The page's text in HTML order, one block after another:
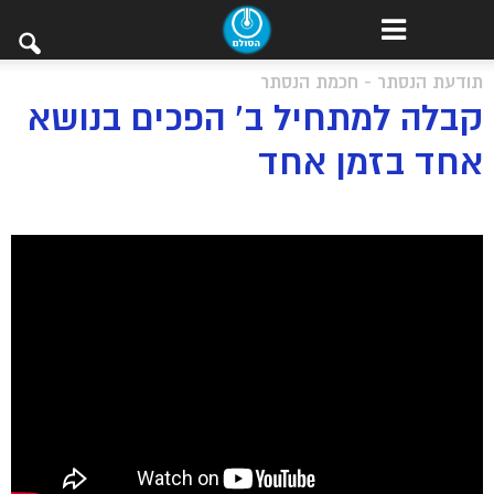
תודעת הנסתר - חכמת הנסתר
קבלה למתחיל ב’ הפכים בנושא
אחד בזמן אחד